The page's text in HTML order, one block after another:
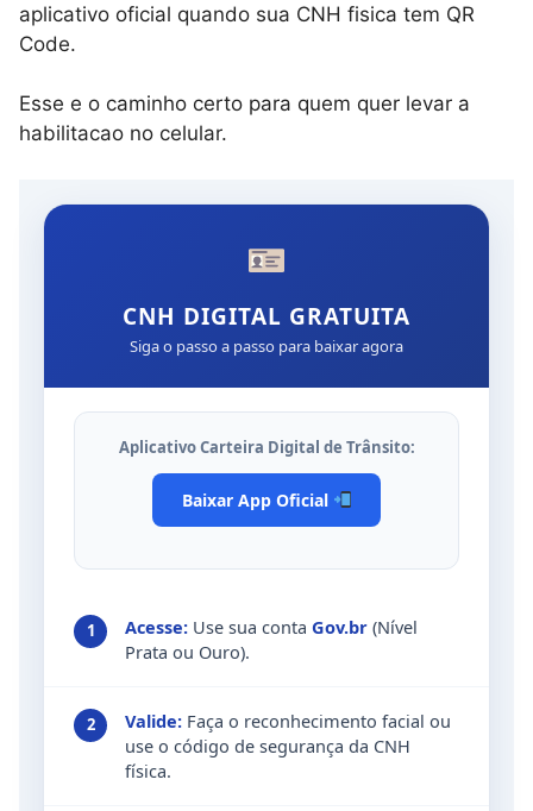
aplicativo oficial quando sua CNH fisica tem QR
Code.
Esse e o caminho certo para quem quer levar a
habilitacao no celular.
CNH DIGITAL GRATUITA
Siga o passo a passo para baixar agora
Aplicativo Carteira Digital de Trânsito:
Baixar App Oficial
1 Acesse: Use sua conta Gov.br (Nível
Prata ou Ouro).
2 Valide: Faça o reconhecimento facial ou
use o código de segurança da CNH
física.